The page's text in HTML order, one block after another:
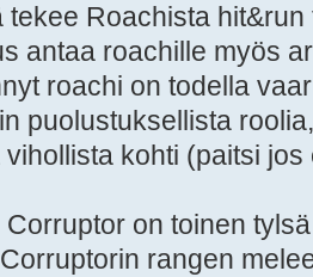
tekee Roachista
antaa roachille myös
roachi on todella
puolustuksellista
kohti (paitsi jos
Corruptor on toinen
rangen